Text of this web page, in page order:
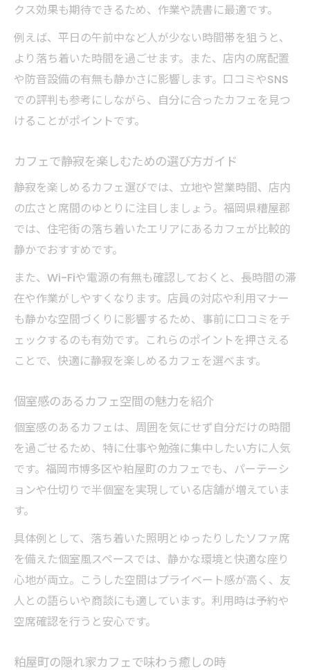
クス効果も期待できるため、作業や読書に最適です。
例えば、平日の午前中など人が少ない時間帯を狙うと、
より落ち着いた時間を過ごせます。また、店内の席配置
や防音設備の有無も静かさに影響します。口コミやSNS
での評判も参考にしながら、自分に合ったカフェを見つ
けることがポイントです。
カフェで静寂を楽しむための選び方ガイド
静寂を楽しめるカフェ選びでは、立地や営業時間、店内
の広さと席間のゆとりに注目しましょう。福岡県糟屋郡
では、住宅街の落ち着いたエリアにあるカフェが比較的
静かでおすすめです。
また、Wi-Fiや電源の有無も確認しておくと、長時間の滞
在や作業がしやすくなります。店員の対応や利用マナー
も静かな空間づくりに影響するため、事前に口コミをチ
ェックするのも有効です。これらのポイントを押さえる
ことで、快適に静寂を楽しめるカフェを選べます。
個室感のあるカフェ空間の魅力を紹介
個室感のあるカフェは、周囲を気にせず自分だけの時間
を過ごせるため、特に仕事や勉強に集中したい方に人気
です。福岡市博多区や粕屋町のカフェでも、パーテーシ
ョンや仕切りで半個室を実現している店舗が増えていま
す。
具体例として、落ち着いた照明とゆったりしたソファ席
を備えた個室風スペースでは、静かな環境と快適な座り
心地が両立。こうした空間はプライベート感が高く、友
人との語らいや商談にも適しています。利用時は予約や
空席確認を行うと安心です。
粕屋町の隠れ家カフェで味わう癒しの時